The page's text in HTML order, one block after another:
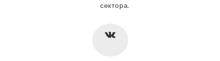
сектора.